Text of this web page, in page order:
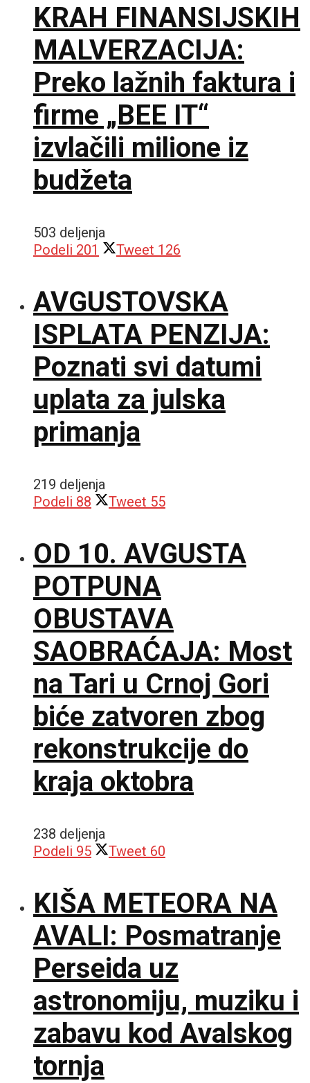
KRAH FINANSIJSKIH
MALVERZACIJA:
Preko lažnih faktura i
firme „BEE IT“
izvlačili milione iz
budžeta
503 deljenja
Podeli 201 Tweet 126
AVGUSTOVSKA
ISPLATA PENZIJA:
Poznati svi datumi
uplata za julska
primanja
219 deljenja
Podeli 88 Tweet 55
OD 10. AVGUSTA
POTPUNA
OBUSTAVA
SAOBRAĆAJA: Most
na Tari u Crnoj Gori
biće zatvoren zbog
rekonstrukcije do
kraja oktobra
238 deljenja
Podeli 95 Tweet 60
KIŠA METEORA NA
AVALI: Posmatranje
Perseida uz
astronomiju, muziku i
zabavu kod Avalskog
tornja